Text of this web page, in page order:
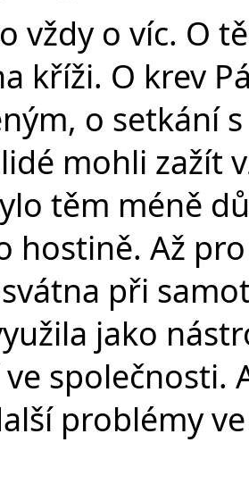
vždy o víc. O
kříži. O krev
o setkání
mohli zažít
těm méně
hostině. Až
při
jako
společnosti.
problémy